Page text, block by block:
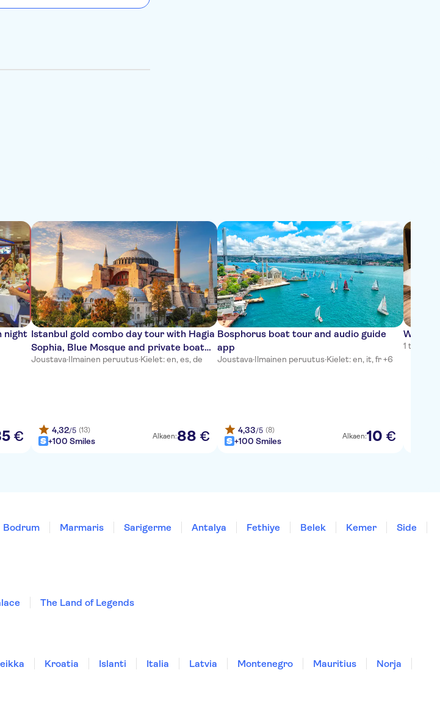
night
€
Istanbul gold combo day tour with Hagia
Sophia, Blue Mosque and private boat
cruise
Joustava·Ilmainen peruutus·Kielet: en, es, de
4,32/5 (13)
+100 Smiles Alkaen:88 €
Bosphorus boat tour and audio guide
app
Joustava·Ilmainen peruutus·Kielet: en, it, fr +6
4,33/5 (8)
+100 Smiles Alkaen:10 €
1 tunti
Bodrum Marmaris Sarigerme Antalya Fethiye Belek Kemer
Side
The Land of Legends
Kroatia Islanti Italia Latvia Montenegro Mauritius
Norja